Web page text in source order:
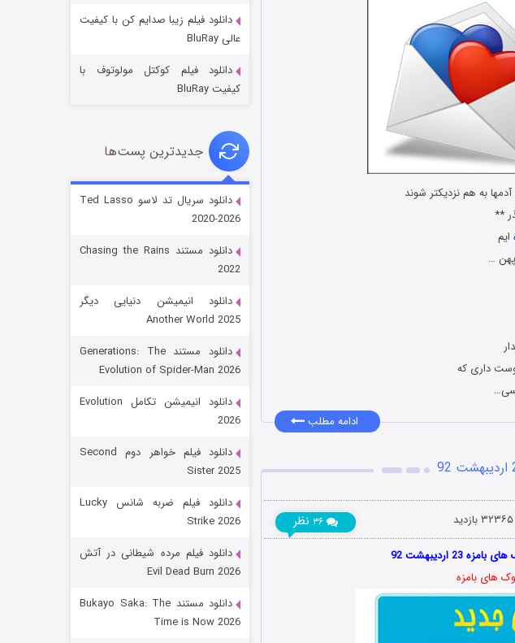
به هم نزدیکتر شوند
**
ایم
…
دارى که
ادامه مطلب
۳۲۳۶۵ بازدید ۳۶ نظر
اردیبهشت 92
های بامزه
جادوگری در مغولستان
قسمت
رویایی برای تو
قسمت
دانلود فیلم زیبا صدایم کن با کیفیت
عالی BluRay
دانلود فیلم کوکتل مولوتوف با
کیفیت BluRay
جدیدترین پست‌ها
دانلود سریال تد لاسو Ted Lasso
2020-2026
دانلود مستند Chasing the Rains
2022
دانلود انیمیشن دنیایی دیگر
Another World 2025
دانلود مستند Generations: The
Evolution of Spider-Man 2026
دانلود انیمیشن تکامل Evolution
2026
دانلود فیلم خواهر دوم Second
Sister 2025
دانلود فیلم ضربه شانس Lucky
Strike 2026
دانلود فیلم مرده شیطانی در آتش
Evil Dead Burn 2026
دانلود مستند Bukayo Saka: The
Time is Now 2026